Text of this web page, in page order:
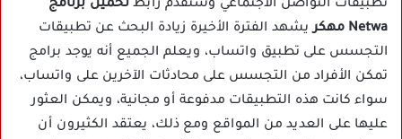
تطبيقات التواصل الاجتماعي وسنقدم رابط تحميل برنامج
Netwa مهكر
يشهد الفترة الأخيرة زيادة البحث عن تطبيقات
التجسس على تطبيق واتساب، ويعلم الجميع أنه يوجد برامج
تمكن الأفراد من التجسس على محادثات الآخرين على واتساب،
سواء كانت هذه التطبيقات مدفوعة أو مجانية، ويمكن العثور
عليها على العديد من المواقع ومع ذلك، يعتقد الكثيرون أن